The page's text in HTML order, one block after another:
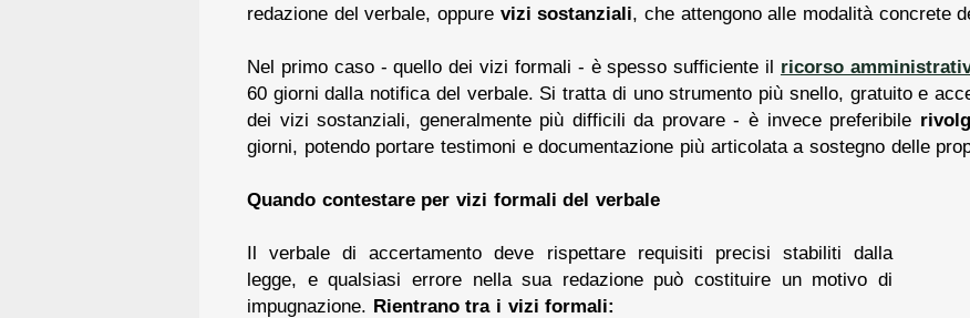
redazione del verbale, oppure vizi sostanziali, che attengono alle modalità concrete
Nel primo caso - quello dei vizi formali - è spesso sufficiente il ricorso
60 giorni dalla notifica del verbale. Si tratta di uno strumento più snello, gratuito e
dei vizi sostanziali, generalmente più difficili da provare - è invece preferibile
giorni, potendo portare testimoni e documentazione più articolata a sostegno delle
Quando contestare per vizi formali del verbale
Il verbale di accertamento deve rispettare requisiti precisi stabiliti dalla
legge, e qualsiasi errore nella sua redazione può costituire un motivo di
impugnazione. Rientrano tra i vizi formali: